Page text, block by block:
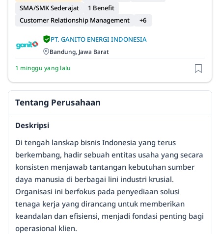
SMA/SMK Sederajat
1 Benefit
Customer Relationship Management
+6
PT. GANITO ENERGI INDONESIA
Bandung, Jawa Barat
1 minggu yang lalu
Tentang Perusahaan
Deskripsi
Di tengah lanskap bisnis Indonesia yang terus
berkembang, hadir sebuah entitas usaha yang secara
konsisten menjawab tantangan kebutuhan sumber
daya manusia di berbagai lini industri krusial.
Organisasi ini berfokus pada penyediaan solusi
tenaga kerja yang dirancang untuk memberikan
keandalan dan efisiensi, menjadi fondasi penting bagi
operasional klien.